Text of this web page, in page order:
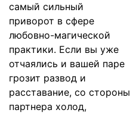
самый сильный
приворот в сфере
любовно-магической
практики. Если вы уже
отчаялись и вашей паре
грозит развод и
расставание, со стороны
партнера холод,